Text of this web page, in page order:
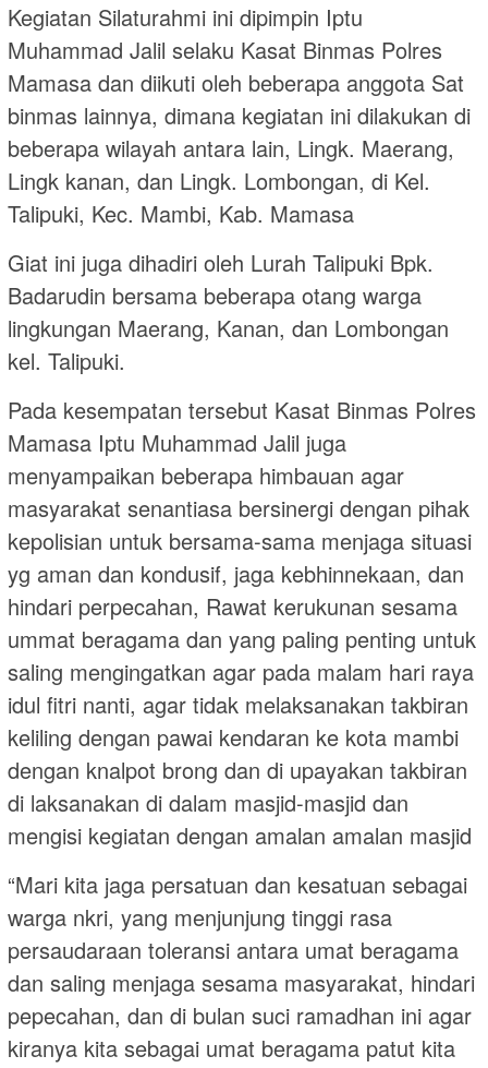
Kegiatan Silaturahmi ini dipimpin Iptu
Muhammad Jalil selaku Kasat Binmas Polres
Mamasa dan diikuti oleh beberapa anggota Sat
binmas lainnya, dimana kegiatan ini dilakukan di
beberapa wilayah antara lain, Lingk. Maerang,
Lingk kanan, dan Lingk. Lombongan, di Kel.
Talipuki, Kec. Mambi, Kab. Mamasa
Giat ini juga dihadiri oleh Lurah Talipuki Bpk.
Badarudin bersama beberapa otang warga
lingkungan Maerang, Kanan, dan Lombongan
kel. Talipuki.
Pada kesempatan tersebut Kasat Binmas Polres
Mamasa Iptu Muhammad Jalil juga
menyampaikan beberapa himbauan agar
masyarakat senantiasa bersinergi dengan pihak
kepolisian untuk bersama-sama menjaga situasi
yg aman dan kondusif, jaga kebhinnekaan, dan
hindari perpecahan, Rawat kerukunan sesama
ummat beragama dan yang paling penting untuk
saling mengingatkan agar pada malam hari raya
idul fitri nanti, agar tidak melaksanakan takbiran
keliling dengan pawai kendaran ke kota mambi
dengan knalpot brong dan di upayakan takbiran
di laksanakan di dalam masjid-masjid dan
mengisi kegiatan dengan amalan amalan masjid
“Mari kita jaga persatuan dan kesatuan sebagai
warga nkri, yang menjunjung tinggi rasa
persaudaraan toleransi antara umat beragama
dan saling menjaga sesama masyarakat, hindari
pepecahan, dan di bulan suci ramadhan ini agar
kiranya kita sebagai umat beragama patut kita